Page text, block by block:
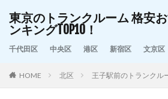
東京のトランクルーム 格安
ンキングTOP10！
千代田区 中央区 港区 新宿区 文京区
HOME 北区 王子駅前のトランクル